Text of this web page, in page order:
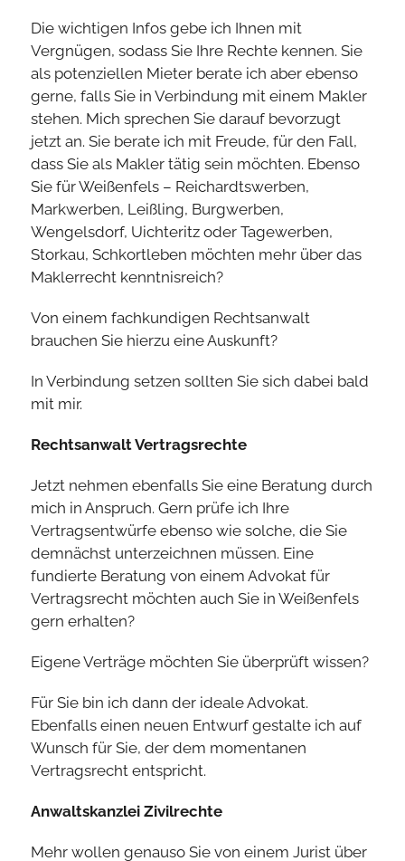
Die wichtigen Infos gebe ich Ihnen mit
Vergnügen, sodass Sie Ihre Rechte kennen. Sie
als potenziellen Mieter berate ich aber ebenso
gerne, falls Sie in Verbindung mit einem Makler
stehen. Mich sprechen Sie darauf bevorzugt
jetzt an. Sie berate ich mit Freude, für den Fall,
dass Sie als Makler tätig sein möchten. Ebenso
Sie für Weißenfels – Reichardtswerben,
Markwerben, Leißling, Burgwerben,
Wengelsdorf, Uichteritz oder Tagewerben,
Storkau, Schkortleben möchten mehr über das
Maklerrecht kenntnisreich?
Von einem fachkundigen Rechtsanwalt
brauchen Sie hierzu eine Auskunft?
In Verbindung setzen sollten Sie sich dabei bald
mit mir.
Rechtsanwalt Vertragsrechte
Jetzt nehmen ebenfalls Sie eine Beratung durch
mich in Anspruch. Gern prüfe ich Ihre
Vertragsentwürfe ebenso wie solche, die Sie
demnächst unterzeichnen müssen. Eine
fundierte Beratung von einem Advokat für
Vertragsrecht möchten auch Sie in Weißenfels
gern erhalten?
Eigene Verträge möchten Sie überprüft wissen?
Für Sie bin ich dann der ideale Advokat.
Ebenfalls einen neuen Entwurf gestalte ich auf
Wunsch für Sie, der dem momentanen
Vertragsrecht entspricht.
Anwaltskanzlei Zivilrechte
Mehr wollen genauso Sie von einem Jurist über